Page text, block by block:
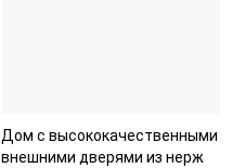
Дом с высококачественными
внешними дверями из нерж